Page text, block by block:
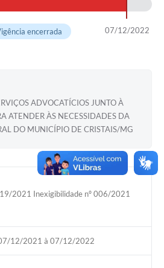
07/12/2022
encerrada
ADVOCATÍCIOS JUNTO À
ATENDER ÀS NECESSIDADES DA
DO MUNICÍPIO DE CRISTAIS/MG
2021 Inexigibilidade nº 006/2021
12/2021 à 07/12/2022